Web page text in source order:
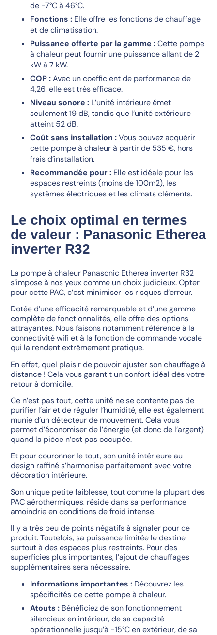
de -7°C à 46°C.
Fonctions : Elle offre les fonctions de chauffage
et de climatisation.
Puissance offerte par la gamme :Cette pompe
à chaleur peut fournir une puissance allant de 2
kW à 7 kW.
COP :Avec un coefficient de performance de
4,26, elle est très efficace.
Niveau sonore : L’unité intérieure émet
seulement 19 dB, tandis que l’unité extérieure
atteint 52 dB.
Coût sans installation :Vous pouvez acquérir
cette pompe à chaleur à partir de 535 €, hors
frais d’installation.
Recommandée pour : Elle est idéale pour les
espaces restreints (moins de 100m2), les
systèmes électriques et les climats cléments.
Le choix optimal en termes
de valeur : Panasonic Etherea
inverter R32
La pompe à chaleur Panasonic Etherea inverter R32
s’impose à nos yeux comme un choix judicieux. Opter
pour cette PAC, c’est minimiser les risques d’erreur.
Dotée d’une efficacité remarquable et d’une gamme
complète de fonctionnalités, elle offre des options
attrayantes. Nous faisons notamment référence à la
connectivité wifi et à la fonction de commande vocale
qui la rendent extrêmement pratique.
En effet, quel plaisir de pouvoir ajuster son chauffage à
distance ! Cela vous garantit un confort idéal dès votre
retour à domicile.
Ce n’est pas tout, cette unité ne se contente pas de
purifier l’air et de réguler l’humidité, elle est également
munie d’un détecteur de mouvement. Cela vous
permet d’économiser de l’énergie (et donc de l’argent)
quand la pièce n’est pas occupée.
Et pour couronner le tout, son unité intérieure au
design raffiné s’harmonise parfaitement avec votre
décoration intérieure.
Son unique petite faiblesse, tout comme la plupart des
PAC aérothermiques, réside dans sa performance
amoindrie en conditions de froid intense.
Il y a très peu de points négatifs à signaler pour ce
produit. Toutefois, sa puissance limitée le destine
surtout à des espaces plus restreints. Pour des
superficies plus importantes, l’ajout de chauffages
supplémentaires sera nécessaire.
Informations importantes : Découvrez les
spécificités de cette pompe à chaleur.
Atouts : Bénéficiez de son fonctionnement
silencieux en intérieur, de sa capacité
opérationnelle jusqu’à -15°C en extérieur, de sa